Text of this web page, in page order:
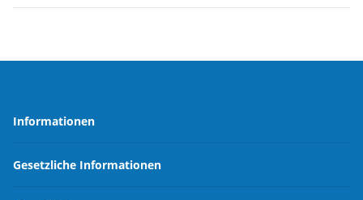
Informationen
Gesetzliche Informationen